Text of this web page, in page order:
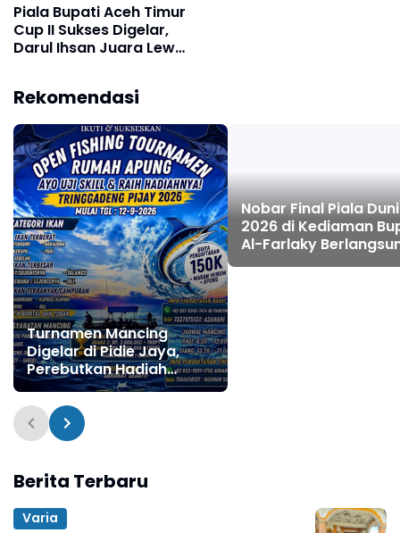
Piala Bupati Aceh Timur
Cup II Sukses Digelar,
Darul Ihsan Juara Lewat
Rekomendasi
Turnamen Mancing
Digelar di Pidie Jaya,
Perebutkan Hadiah
Jutaan Rupiah
Nobar Final Piala
2026 di Kediaman
Al-Farlaky
Meriah
Berita Terbaru
Varia